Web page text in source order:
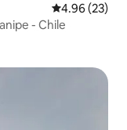
Calificación
4.96 (23)
- Chile